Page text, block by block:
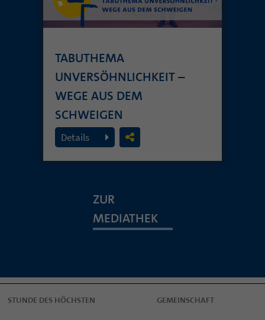
TABUTHEMA
UNVERSÖHNLICHKEIT –
WEGE AUS DEM
SCHWEIGEN
19. Juli 2026
Details
ZUR
MEDIATHEK
STUNDE DES HÖCHSTEN GEMEINSCHAFT